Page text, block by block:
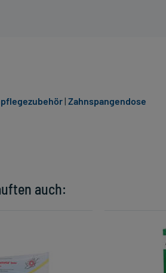
auch:
| Zahnspangendose